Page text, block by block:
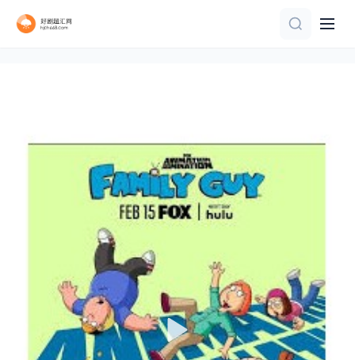
全10集
第38集
更新至第03集
第10集
第38集完结
第10集
第15集完结
第6集完结
更新第03集
第17集